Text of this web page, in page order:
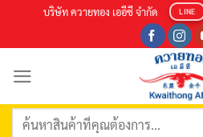
content
บริษัท ควายทอง เออีซี จำกัด LINE
ค้นหา: